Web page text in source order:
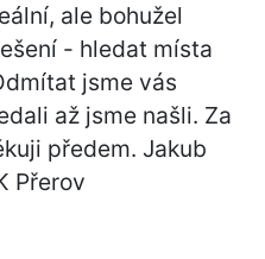
ale bohužel
- hledat místa
jsme vás
až jsme našli. Za
předem. Jakub
Přerov